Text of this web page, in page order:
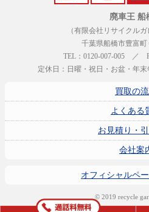
廃車王 船
（有限会社リサイクルガ
千葉県船橋市豊富町
TEL：0120-007-005 ／
定休日：日曜・祝日・お盆・年末
買取の
よくある
お見積り・
会社案
オフィシャルペ
© 2019 recycle